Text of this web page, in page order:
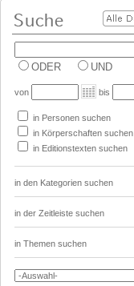
ODER UND
von bis
in Personen suchen
in Körperschaften suchen
in Editionstexten suchen
in den Kategorien suchen
in der Zeitleiste suchen
in Themen suchen